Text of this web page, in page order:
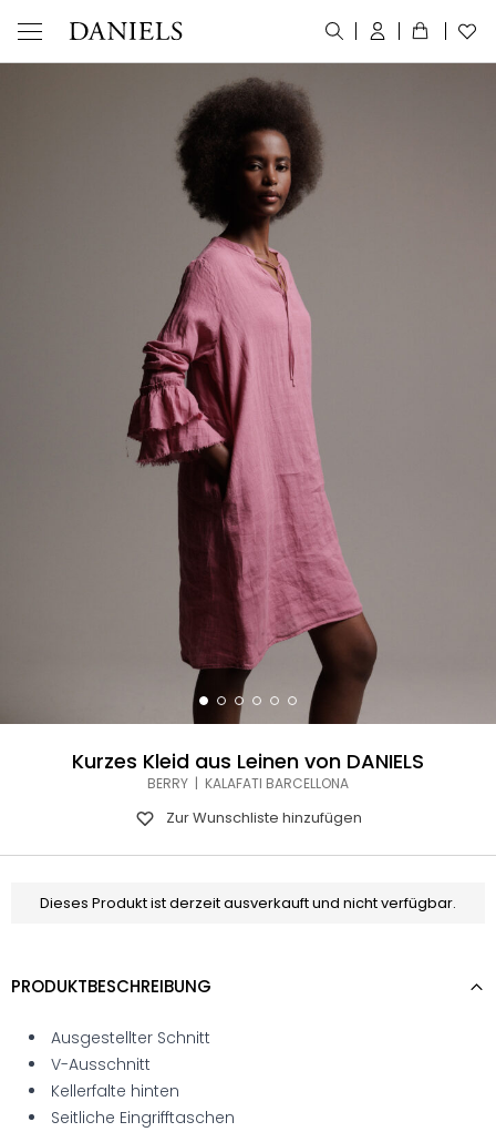
Kurzes Kleid aus Leinen von DANIELS
BERRY | KALAFATI BARCELLONA
Zur Wunschliste hinzufügen
Dieses Produkt ist derzeit ausverkauft und nicht verfügbar.
PRODUKTBESCHREIBUNG
Ausgestellter Schnitt
V-Ausschnitt
Kellerfalte hinten
Seitliche Eingrifftaschen